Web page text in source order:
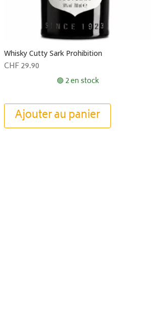
Whisky Cutty Sark Prohibition
CHF29.90
🟢 2 en stock
Ajouter au panier